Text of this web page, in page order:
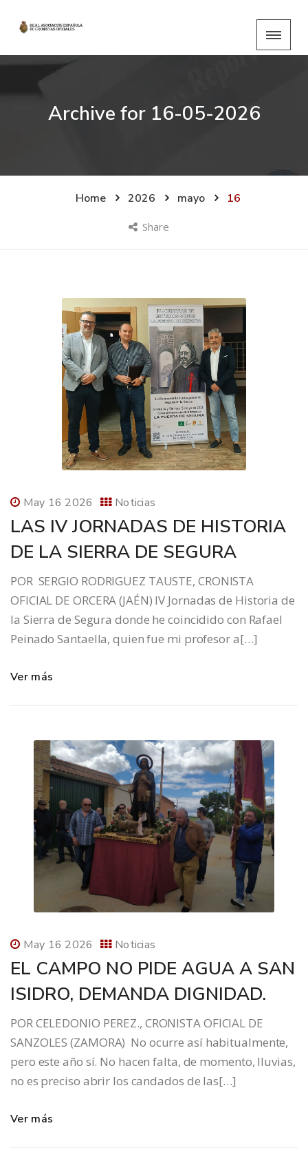
Archive for 16-05-2026
Home 2026 mayo 16
Share
May 16 2026 Noticias
LAS IV JORNADAS DE HISTORIA
DE LA SIERRA DE SEGURA
POR SERGIO RODRIGUEZ TAUSTE, CRONISTA
OFICIAL DE ORCERA (JAÉN) IV Jornadas de Historia de
la Sierra de Segura donde he coincidido con Rafael
Peinado Santaella, quien fue mi profesor a[…]
Ver más
May 16 2026 Noticias
EL CAMPO NO PIDE AGUA A SAN
ISIDRO, DEMANDA DIGNIDAD.
POR CELEDONIO PEREZ., CRONISTA OFICIAL DE
SANZOLES (ZAMORA) No ocurre así habitualmente,
pero este año sí. No hacen falta, de momento, lluvias,
no es preciso abrir los candados de las[…]
Ver más